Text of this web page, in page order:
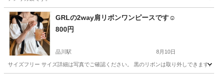
東京 世田谷区 服/ファッション
GRLの2way肩リボンワンピースです☺️
800円
品川駅 8月10日
サイズフリー サイズ詳細は写真でご確認ください。 黒のリボンは取り外しできます